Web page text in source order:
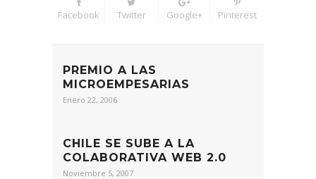
Facebook Twitter Google+ Pinterest
PREMIO A LAS
MICROEMPESARIAS
Enero 22, 2006
CHILE SE SUBE A LA
COLABORATIVA WEB 2.0
Noviembre 5, 2007